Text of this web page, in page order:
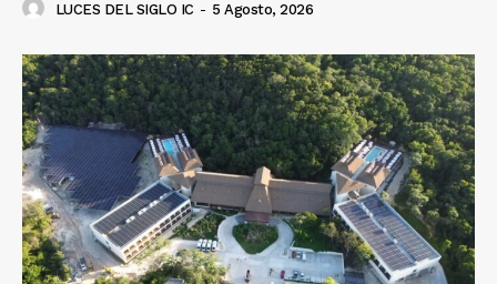
LUCES DEL SIGLO IC - 5 Agosto, 2026